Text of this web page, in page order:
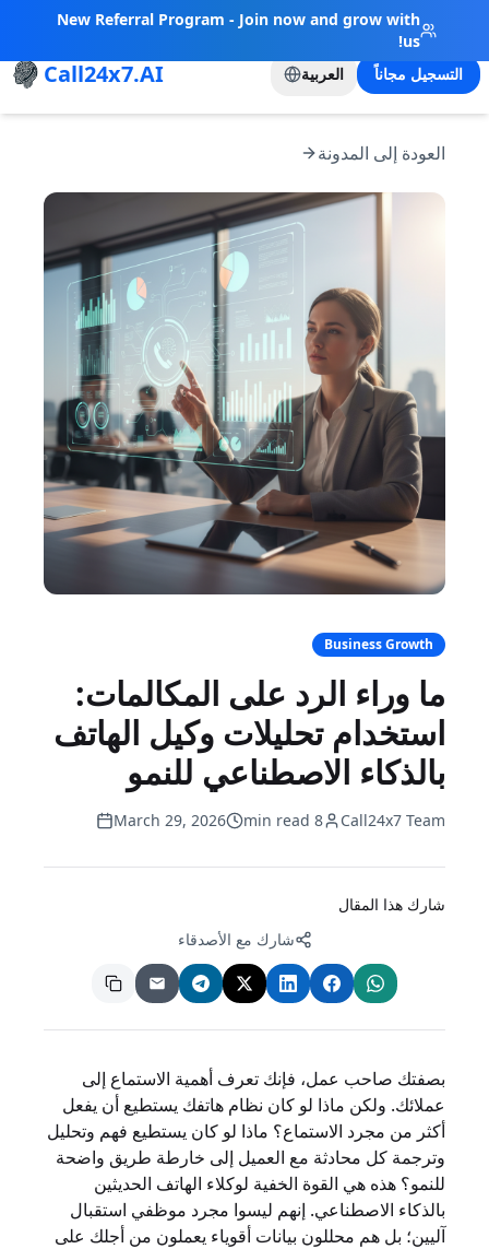
New Referral Program - Join now and grow with
us!
Call24x7.AI العربية التسجيل مجاناً
العودة إلى المدونة
Business Growth
ما وراء الرد على المكالمات:
استخدام تحليلات وكيل الهاتف
بالذكاء الاصطناعي للنمو
March 29, 2026 8 min read Call24x7 Team
شارك هذا المقال
شارك مع الأصدقاء
بصفتك صاحب عمل، فإنك تعرف أهمية الاستماع إلى
عملائك. ولكن ماذا لو كان نظام هاتفك يستطيع أن يفعل
أكثر من مجرد الاستماع؟ ماذا لو كان يستطيع فهم وتحليل
وترجمة كل محادثة مع العميل إلى خارطة طريق واضحة
للنمو؟ هذه هي القوة الخفية لوكلاء الهاتف الحديثين
بالذكاء الاصطناعي. إنهم ليسوا مجرد موظفي استقبال
آليين؛ بل هم محللون بيانات أقوياء يعملون من أجلك على